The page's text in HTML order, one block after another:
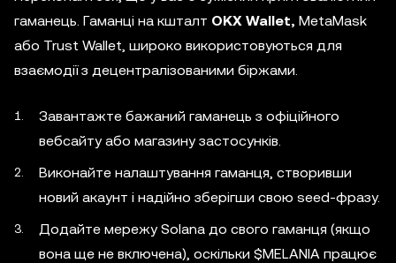
гаманець. Гаманці на кшталт OKX Wallet, MetaMask
або Trust Wallet, широко використовуються для
взаємодії з децентралізованими біржами.
Завантажте бажаний гаманець з офіційного
вебсайту або магазину застосунків.
Виконайте налаштування гаманця, створивши
новий акаунт і надійно зберігши свою seed-фразу.
Додайте мережу Solana до свого гаманця (якщо
вона ще не включена), оскільки $MELANIA працює